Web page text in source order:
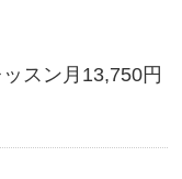
スン月13,750円